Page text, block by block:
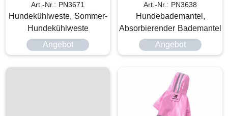
Art.-Nr.: PN3671
Hundekühlweste, Sommer-
Hundekühlweste
Angebot
Art.-Nr.: PN3638
Hundebademantel,
Absorbierender Bademantel
Angebot